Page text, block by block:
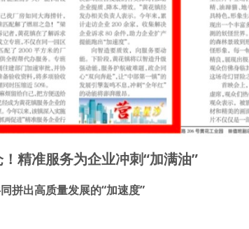
精准服务为企业冲刺“加满油”
拼出高质量发展的“加速度”